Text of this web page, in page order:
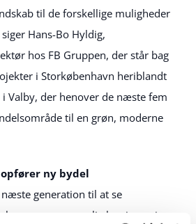
til de forskellige muligheder
Hans-Bo Hyldig,
hos FB Gruppen, der står bag
i Storkøbenhavn heriblandt
Valby, der henover de næste fem
til en grøn, moderne
ny bydel
generation til at se
som en mulig karrierevej